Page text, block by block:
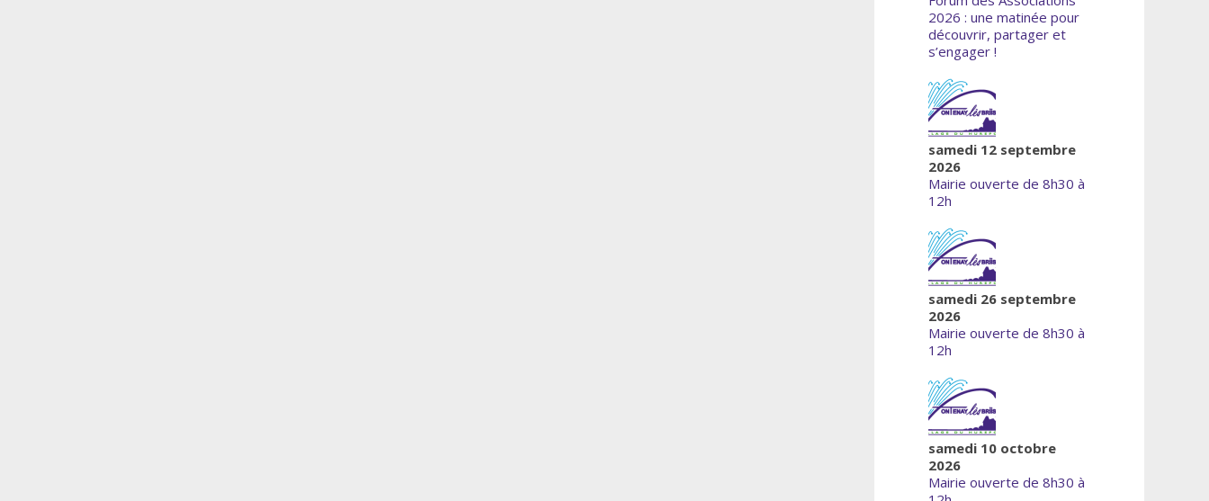
2026 : une matinée pour
découvrir, partager et
s’engager !
samedi 12 septembre
2026
Mairie ouverte de 8h30 à
12h
samedi 26 septembre
2026
Mairie ouverte de 8h30 à
12h
samedi 10 octobre
2026
Mairie ouverte de 8h30 à